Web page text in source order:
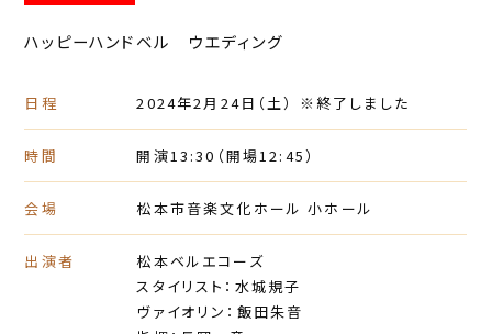
ハッピーハンドベル ウエディング
日程 2024年2月24日 （土） ※終了しました
時間 開演13:30 （開場12:45）
会場 松本市音楽文化ホール 小ホール
出演者
松本ベルエコーズ
スタイリスト：水城規子
ヴァイオリン：飯田朱音